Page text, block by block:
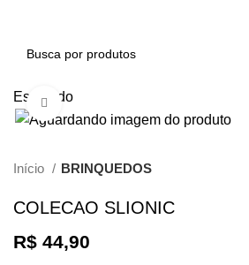
EsgotadoClique para ampliar
Início BRINQUEDOS
COLECAO SLIONIC
R$ 44,90